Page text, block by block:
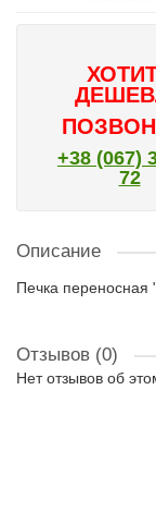
+38 (067)
72
Описание
Печка
Отзывов (0)
Нет отзывов об